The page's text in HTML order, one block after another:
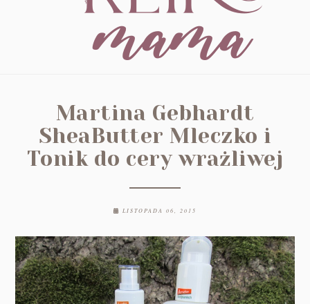
Martina Gebhardt
SheaButter Mleczko i
Tonik do cery wrażliwej
LISTOPADA 06, 2015